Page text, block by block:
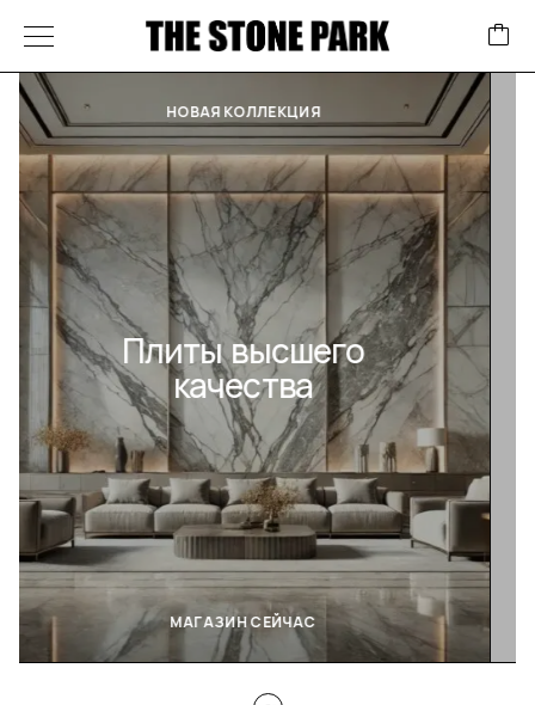
КОЛЛЕКЦИЯ
Плитка высшего
качества
МАГАЗИН СЕЙЧАС